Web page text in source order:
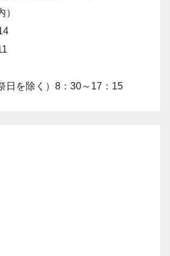
）
日を除く）8：30～17：15